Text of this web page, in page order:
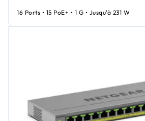
16 Ports • 15 PoE+ • 1 G • Jusqu'à 231 W